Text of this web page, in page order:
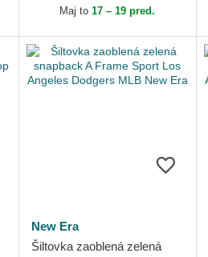
MLB New Era
Maj to17 – 19 pred.
New Era
Šiltovka zaoblená zelená